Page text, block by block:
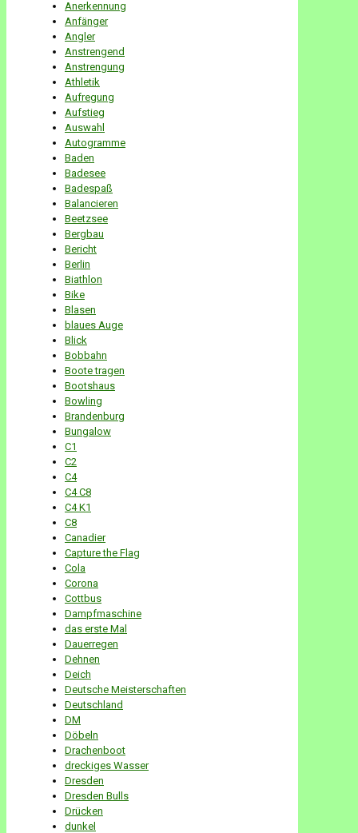
Anerkennung
Anfänger
Angler
Anstrengend
Anstrengung
Athletik
Aufregung
Aufstieg
Auswahl
Autogramme
Baden
Badesee
Badespaß
Balancieren
Beetzsee
Bergbau
Bericht
Berlin
Biathlon
Bike
Blasen
blaues Auge
Blick
Bobbahn
Boote tragen
Bootshaus
Bowling
Brandenburg
Bungalow
C1
C2
C4
C4 C8
C4 K1
C8
Canadier
Capture the Flag
Cola
Corona
Cottbus
Dampfmaschine
das erste Mal
Dauerregen
Dehnen
Deich
Deutsche Meisterschaften
Deutschland
DM
Döbeln
Drachenboot
dreckiges Wasser
Dresden
Dresden Bulls
Drücken
dunkel